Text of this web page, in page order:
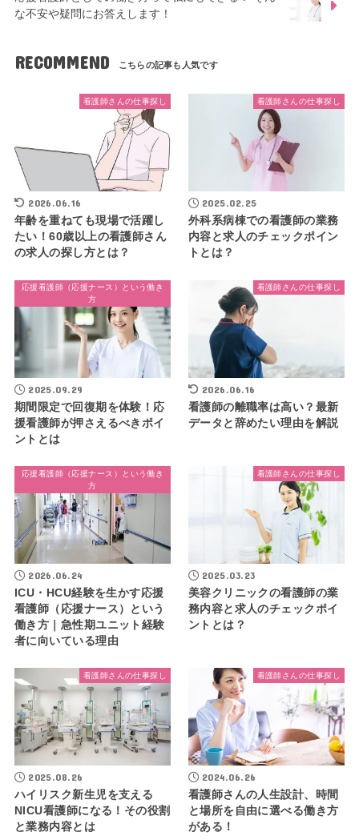
な不安や疑問にお答えします！
RECOMMEND
看護師さんの仕事探し
2026.06.16
年齢を重ねても現場で活躍し
たい！60歳以上の看護師さん
の求人の探し方とは？
看護師さんの仕事探し
2025.02.25
外科系病棟での看護師の業務
内容と求人のチェックポイン
トとは？
応援看護師（応援ナース）という働き
方
2025.09.29
期間限定で回復期を体験！応
援看護師が押さえるべきポイ
ントとは
看護師さんの仕事探し
2026.06.16
看護師の離職率は高い？最新
データと辞めたい理由を解説
応援看護師（応援ナース）という働き
方
2026.06.24
ICU・HCU経験を生かす応援
看護師（応援ナース）という
働き方｜急性期ユニット経験
者に向いている理由
看護師さんの仕事探し
2025.03.23
美容クリニックの看護師の業
務内容と求人のチェックポイ
ントとは？
看護師さんの仕事探し
2025.08.26
ハイリスク新生児を支える
NICU看護師になる！その役割
と業務内容とは
看護師さんの仕事探し
2024.06.26
看護師さんの人生設計、時間
と場所を自由に選べる働き方
がある！